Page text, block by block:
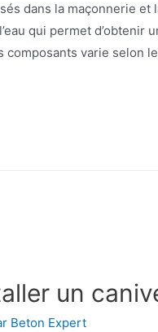
dans la maçonnerie et
qui permet d’obtenir
composants varie selon
un
Beton Expert